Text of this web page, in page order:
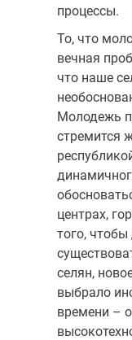
процессы.
То, что
вечная
что наше
Молодежь
стремится
центрах,
того,
селян,
выбрало
времени –